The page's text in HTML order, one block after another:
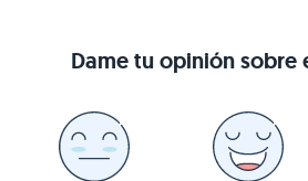
Dame tu opinión sobre